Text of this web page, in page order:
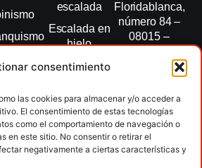
consentimiento
las cookies para almacenar y/o acceder a
El consentimiento de estas tecnologías
como el comportamiento de navegación o
en este sitio. No consentir o retirar el
negativamente a ciertas características y
escalada
Escalada en
hielo
Esquí de
Marcha
Nórdica
Raquetas de
nieve
Floridablanca,
número 84 –
08015 –
fedme@fedme.es
934 264 267